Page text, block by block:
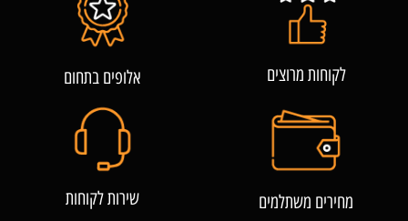
לקוחות מרוצים אלופים בתחום
מחירים משתלמים שירות לקוחות